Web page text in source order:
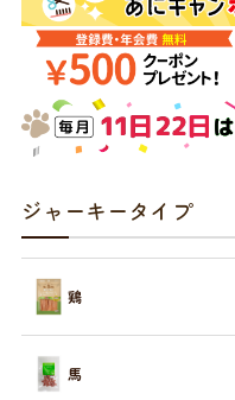
ドッグフード
美容・ケア用品
日用品（デイリー）
トリマーグッズ
アフターサービス
商品リクエスト
お問い合わせ
ジャーキータイプ
鶏
馬